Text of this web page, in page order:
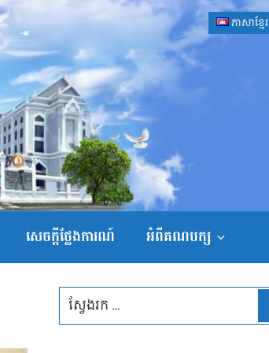
ភាសាខ្មែរ
សេចក្ដីថ្លែងការណ៍ អំពីគណបក្ស